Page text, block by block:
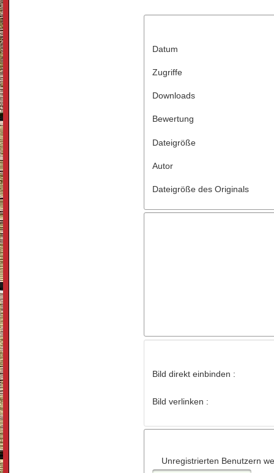
Datum
Zugriffe
Downloads
Bewertung
Dateigröße
Autor
Dateigröße des Originals
Bild direkt einbinden :
Bild verlinken :
Unregistrierten Benutzern